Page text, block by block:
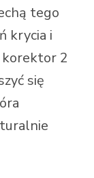
tego
krycia i
korektor 2
się